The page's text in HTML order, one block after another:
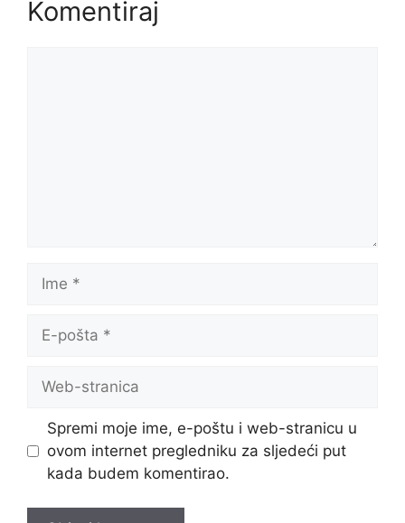
Komentiraj
pošta
stranica
Spremi moje ime, e-poštu i web-stranicu u
ovom internet pregledniku za sljedeći put
kada budem komentirao.